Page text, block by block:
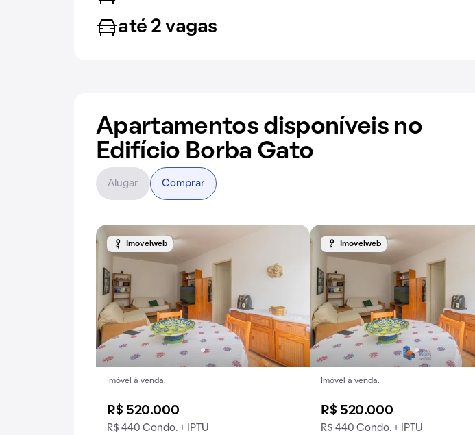
até 2 vagas
Apartamentos disponíveis no
Edifício Borba Gato
Imovelweb
Imóvel à venda.
R$ 520.000
R$ 440 Condo. + IPTU
Imovelweb
Imóvel à venda.
R$ 520.000
R$ 440 Condo. + IPTU
Alugar Comprar